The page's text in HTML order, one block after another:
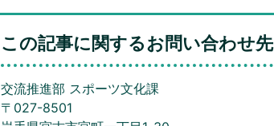
この記事に関するお問い合わせ先
交流推進部 スポーツ文化課
〒027-8501